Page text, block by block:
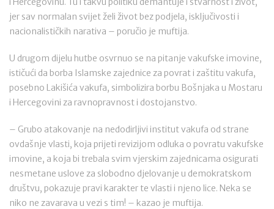
jer sav normalan svijet želi život bez podjela, isključivosti i
nacionalističkih narativa – poručio je muftija.
U drugom dijelu hutbe osvrnuo se na pitanje vakufske imovine,
ističući da borba Islamske zajednice za povrat i zaštitu vakufa,
posebno Lakišića vakufa, simbolizira borbu Bošnjaka u Mostaru
i Hercegovini za ravnopravnost i dostojanstvo.
– Grubo atakovanje na nedodirljivi institut vakufa od strane
ovdašnje vlasti, koja prijeti revizijom odluka o povratu vakufske
imovine, a koja bi trebala svim vjerskim zajednicama osigurati
nesmetane uslove za slobodno djelovanje u demokratskom
društvu, pokazuje pravi karakter te vlasti i njeno lice. Neka se
niko ne zavarava u vezi s tim! – kazao je muftija.